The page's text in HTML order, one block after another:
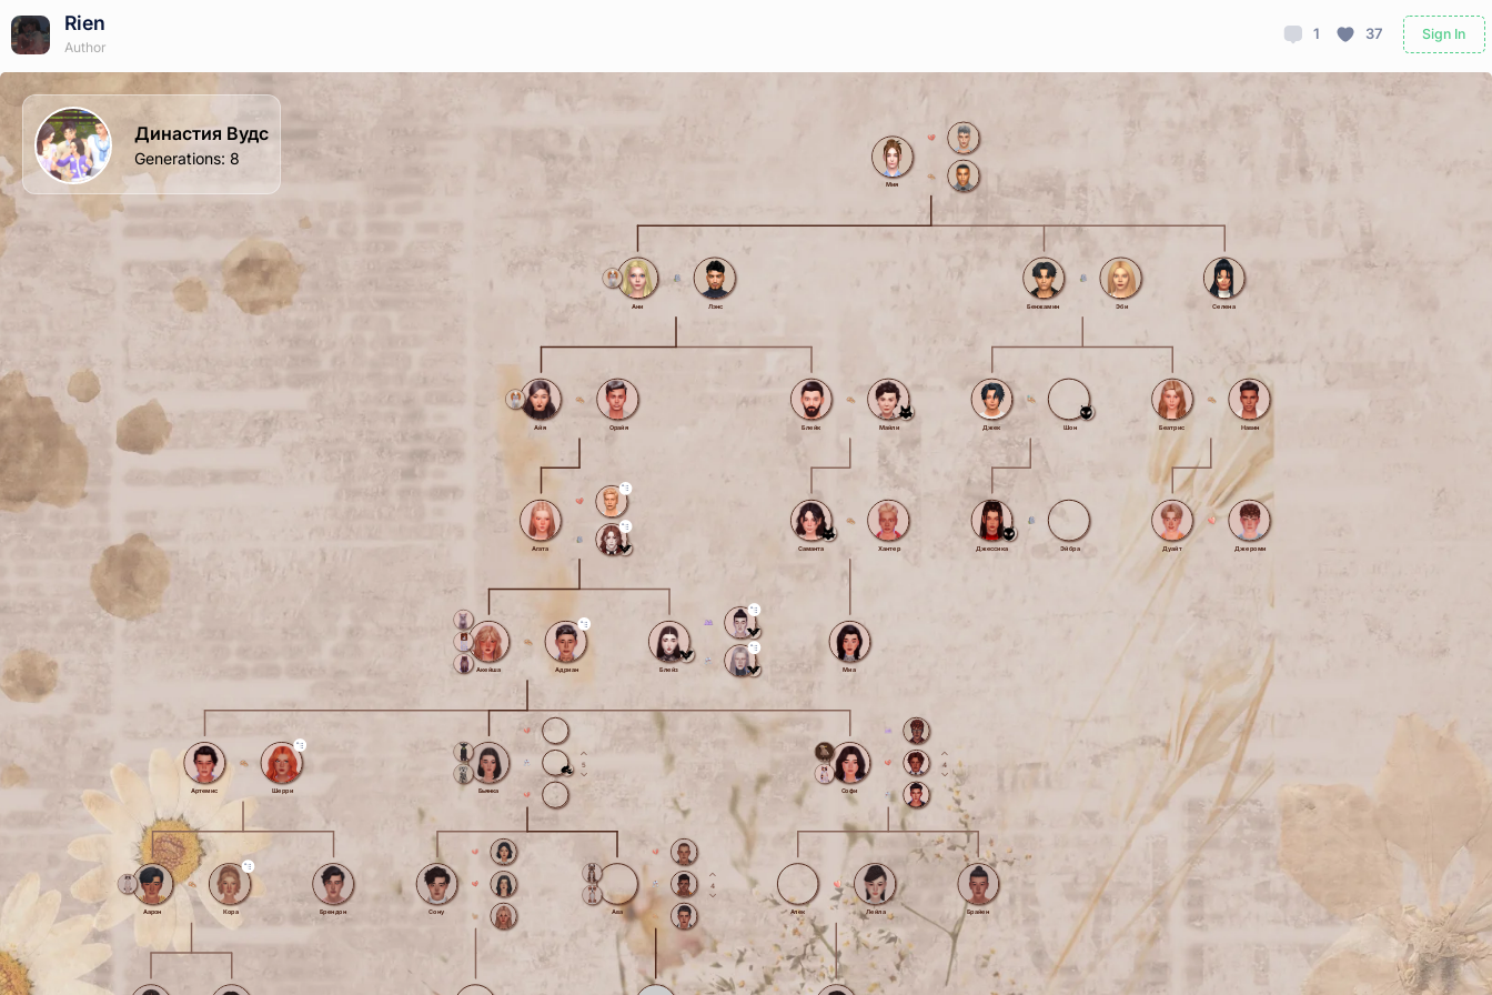
Rien
Author
1 37 Sign In
Мия
Ани Бенжамин
Айя Джек
Агата Джессика
Блейк
Саманта
Селена
Акейша Блейз
Беатрис
Миа
Артемис Бьянка
Дуайт
Софи
Аарон Сону Алек
Брендон Брайен
Ава
Лэнс Эби
Орайя Шон
Эйбра
Майли
Хантер
Адриан
Навин
Шерри
5
Джероми
4
Кора Лейла
4
Династия Вудс
Generations: 8